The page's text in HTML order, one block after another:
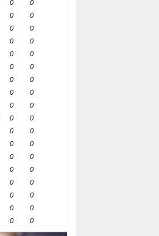
0
0
0
0
0
0
0
0
0
0
0
0
0
0
0
0
0
0
0
0
0
0
0
0
0
0
0
0
0
0
0
0
0
0
0 0